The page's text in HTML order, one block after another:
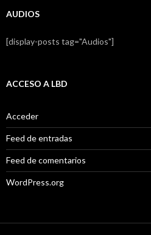
AUDIOS
[display-posts tag="Audios"]
ACCESO A LBD
Acceder
Feed de entradas
Feed de comentarios
WordPress.org